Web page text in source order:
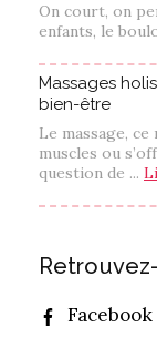
On court, on
enfants, le
Massages
bien-être
Le massage,
muscles ou
question de ...
Facebook